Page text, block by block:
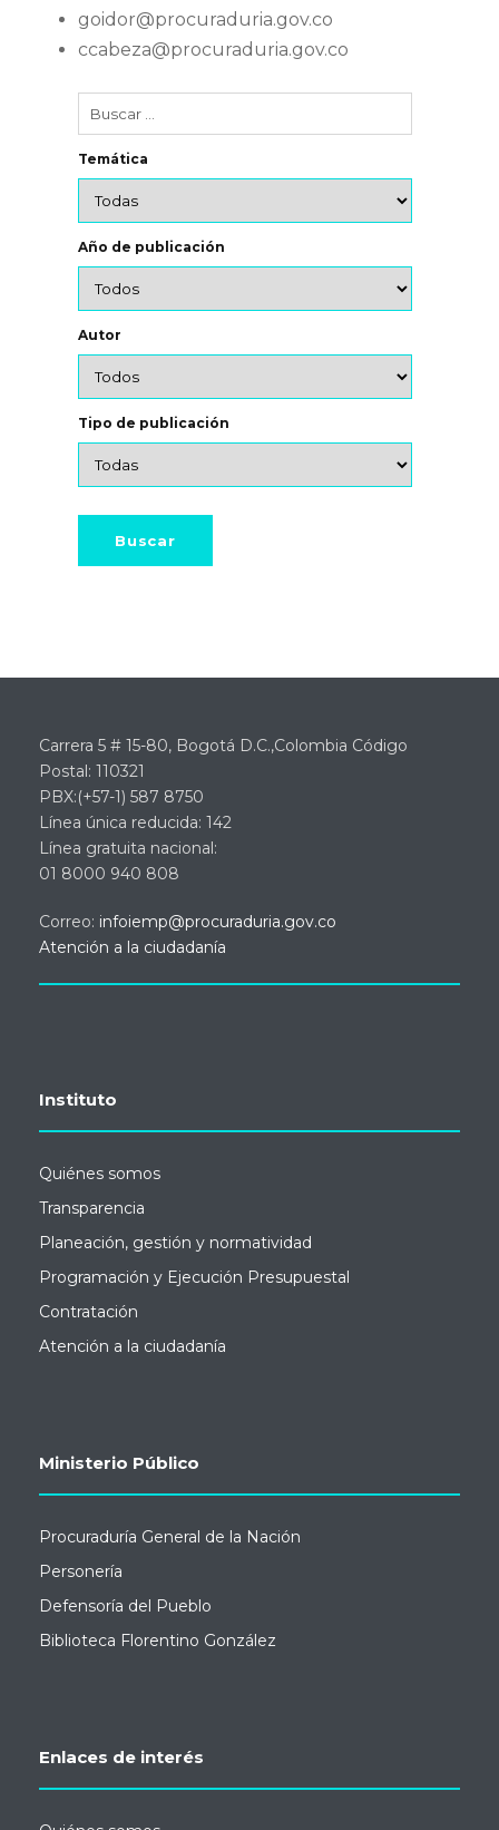
goidor@procuraduria.gov.co
ccabeza@procuraduria.gov.co
Temática
Año de publicación
Autor
Tipo de publicación
Carrera 5 # 15-80, Bogotá D.C.,Colombia Código
Postal: 110321
PBX:(+57-1) 587 8750
Línea única reducida: 142
Línea gratuita nacional:
01 8000 940 808
Correo: infoiemp@procuraduria.gov.co
Atención a la ciudadanía
Instituto
Quiénes somos
Transparencia
Planeación, gestión y normatividad
Programación y Ejecución Presupuestal
Contratación
Atención a la ciudadanía
Ministerio Público
Procuraduría General de la Nación
Personería
Defensoría del Pueblo
Biblioteca Florentino González
Enlaces de interés